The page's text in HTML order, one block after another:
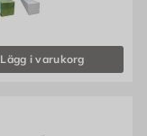
Lägg i varukorg